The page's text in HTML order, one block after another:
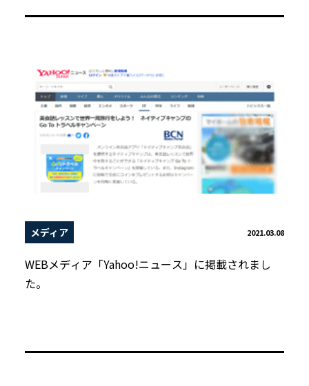
メディア 2021.03.08
WEBメディア「Yahoo!ニュース」に掲載されまし
た。